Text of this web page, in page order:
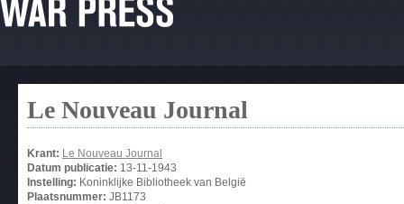
Le Nouveau Journal
Krant: Le Nouveau Journal
Datum publicatie: 13-11-1943
Instelling: Koninklijke Bibliotheek van België
Plaatsnummer: JB1173